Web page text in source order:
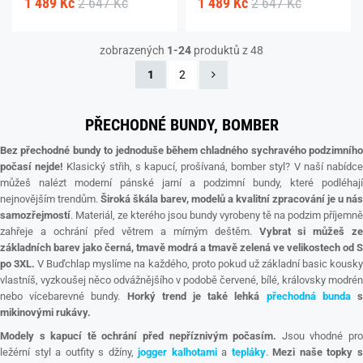
zobrazených 1-24produktů z 48
1
2
PŘECHODNÉ BUNDY, BOMBER
Bez přechodné bundy to jednoduše během chladného sychravého podzimního
počasí nejde! Klasický střih, s kapucí, prošívaná, bomber styl? V naší nabídce
můžeš nalézt moderní pánské jarní a podzimní bundy, které podléhají
nejnovějším trendům. Široká škála barev, modelů a kvalitní zpracování je u nás
samozřejmostí. Materiál, ze kterého jsou bundy vyrobeny tě na podzim příjemně
zahřeje a ochrání před větrem a mírným deštěm. Vybrat si můžeš ze
základních barev jako černá, tmavě modrá a tmavě zelená ve velikostech od S
po 3XL. V Buďchlap myslíme na každého, proto pokud už základní basic kousky
vlastníš, vyzkoušej něco odvážnějšího v podobě červené, bílé, královsky modrén
nebo vícebarevné bundy. Horký trend je také lehká přechodná bundas
mikinovými rukávy.
Modely s kapucí tě ochrání před nepříznivým počasím. Jsou vhodné pro
ležérní styl a outfity s džíny,jogger kalhotamia tepláky.Mezi naše topky s